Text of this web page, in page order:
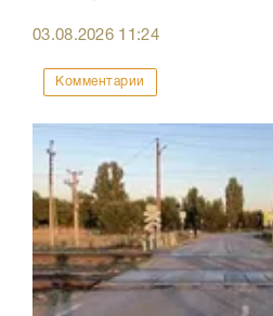
03.08.2026 11:24
Комментарии